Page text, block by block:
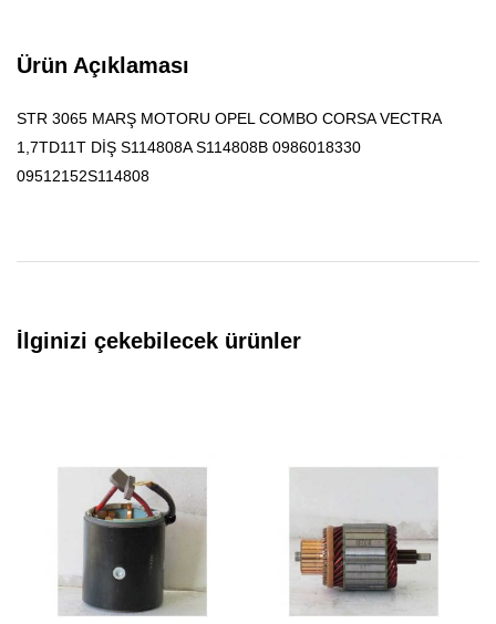
Ürün Açıklaması
STR 3065 MARŞ MOTORU OPEL COMBO CORSA VECTRA
1,7TD11T DİŞ S114808A S114808B 0986018330
09512152S114808
İlginizi çekebilecek ürünler